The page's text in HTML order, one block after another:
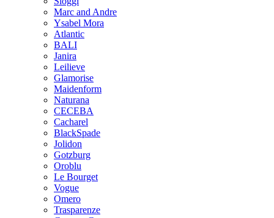
Marc and Andre
Ysabel Mora
Atlantic
BALI
Janira
Leilieve
Glamorise
Maidenform
Naturana
CECEBA
Cacharel
BlackSpade
Jolidon
Gotzburg
Oroblu
Le Bourget
Vogue
Omero
Trasparenze